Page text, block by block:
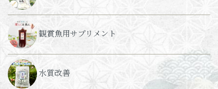
観賞魚用サプリメント
水質改善